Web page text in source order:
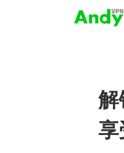
解
享